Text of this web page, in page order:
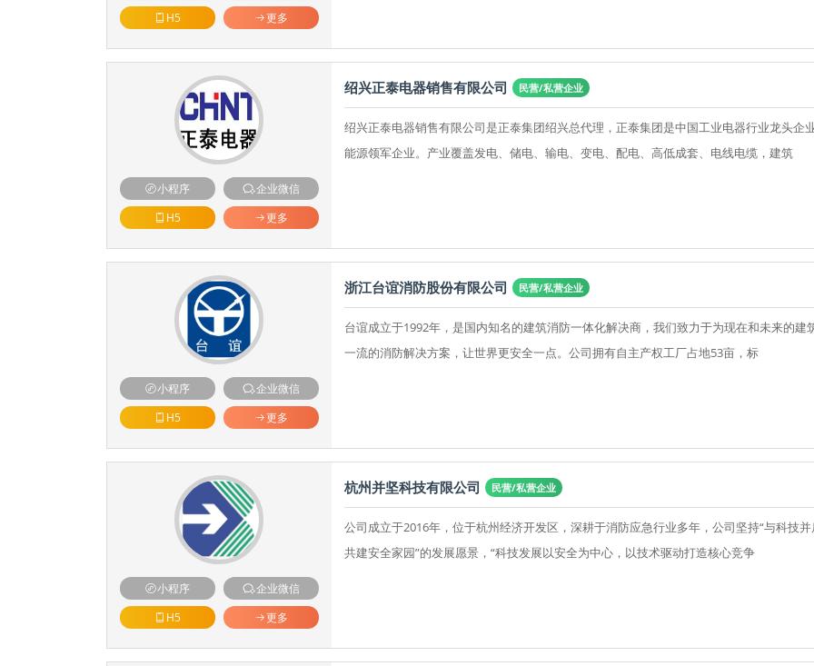
H5
更多
小程序
企业微信
H5
更多
绍兴正泰电器销售有限公司 民营/私营企业
绍兴正泰电器销售有限公司是正泰集团绍兴总代理，正泰集团是中国工业电器行业龙头企
能源领军企业。产业覆盖发电、储电、输电、变电、配电、高低成套、电线电缆，建筑
小程序
企业微信
H5
更多
浙江台谊消防股份有限公司 民营/私营企业
台谊成立于1992年，是国内知名的建筑消防一体化解决商，我们致力于为现在和未来的建
一流的消防解决方案，让世界更安全一点。公司拥有自主产权工厂占地53亩，标
小程序
企业微信
H5
更多
杭州并坚科技有限公司 民营/私营企业
公司成立于2016年，位于杭州经济开发区，深耕于消防应急行业多年，公司坚持“与科技并
共建安全家园”的发展愿景，“科技发展以安全为中心，以技术驱动打造核心竞争